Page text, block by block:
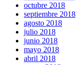
octubre 2018
septiembre 2018
agosto 2018
julio 2018
junio 2018
mayo 2018
abril 2018